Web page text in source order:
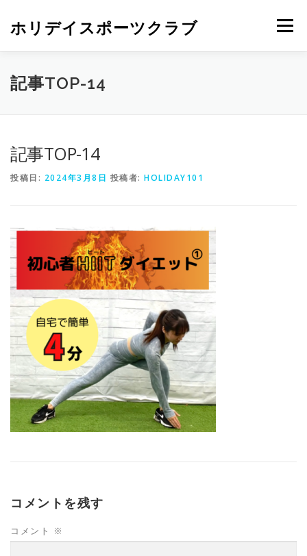
ホリデイスポーツクラブ メニュー
記事TOP-14
記事TOP-14
投稿日: 2024年3月8日 投稿者: HOLIDAY101
コメントを残す
コメント ※